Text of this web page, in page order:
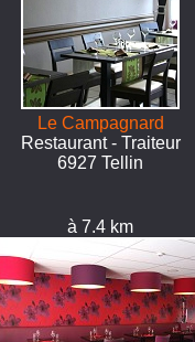
Le Campagnard
Restaurant - Traiteur
6927 Tellin
à 7.4 km